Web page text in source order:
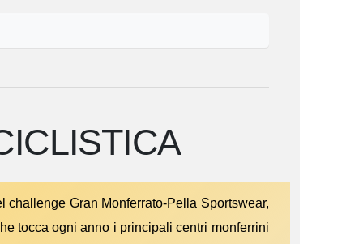
challenge Gran Monferrato-Pella Sportswear,
tocca ogni anno i principali centri monferrini